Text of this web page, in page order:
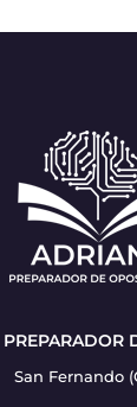
San Fernando